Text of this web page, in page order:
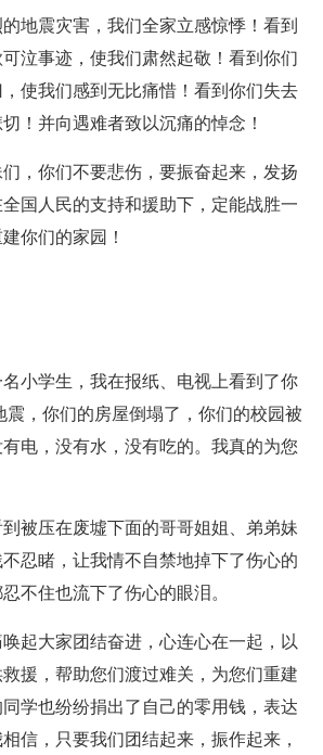
地震灾害，我们全家立感惊悸！看到
泣事迹，使我们肃然起敬！看到你们
使我们感到无比痛惜！看到你们失去
！并向遇难者致以沉痛的悼念！
，你们不要悲伤，要振奋起来，发扬
国人民的支持和援助下，定能战胜一
你们的家园！
小学生，我在报纸、电视上看到了你
震，你们的房屋倒塌了，你们的校园被
电，没有水，没有吃的。我真的为您
被压在废墟下面的哥哥姐姐、弟弟妹
忍睹，让我情不自禁地掉下了伤心的
不住也流下了伤心的眼泪。
起大家团结奋进，心连心在一起，以
援，帮助您们渡过难关，为您们重建
学也纷纷捐出了自己的零用钱，表达
信，只要我们团结起来，振作起来，